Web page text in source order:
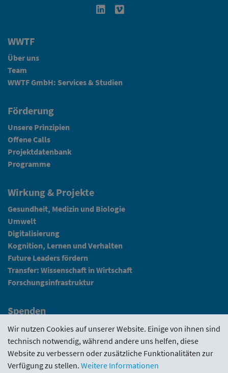
Linkedin in neuem Fenster öffnen
WWTF
Über uns
Team
WWTF GmbH: Services & Studien
Förderung
Unsere Prinzipien
Offene Calls
Projektdatenbank
Programme
Wirkung & Projekte
Gesundheit, Medizin und Biologie
Umwelt
Digitalisierung
Kognition, Lernen und Verhalten
Future Leaders fördern
Transfer: Wissenschaft in Wirtschaft
Forschungsinfrastruktur
Spenden
Fundraising
News
Intranet
Wir nutzen Cookies auf unserer Website. Einige von ihnen sind
technisch notwendig, während andere uns helfen, diese
Website zu verbessern oder zusätzliche Funktionalitäten zur
Verfügung zu stellen. Weitere Informationen